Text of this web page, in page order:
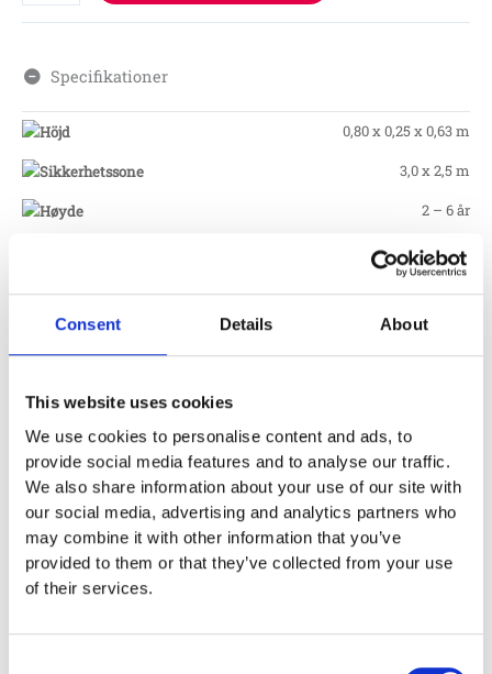
Consent Details About
This website uses cookies
We use cookies to personalise content and ads, to
provide social media features and to analyse our traffic.
We also share information about your use of our site with
our social media, advertising and analytics partners who
may combine it with other information that you’ve
provided to them or that they’ve collected from your use
of their services.
Specifikationer
0,80 x 0,25 x 0,63 m
3,0 x 2,5 m
2 – 6 år
Fundament
Garantivillkor
Produktens utseende kan avvika mot de bilder som visas